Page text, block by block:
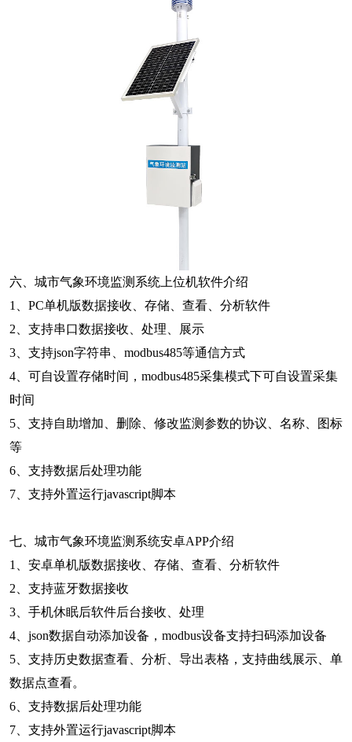
六、城市气象环境监测系统上位机软件介绍
1、PC单机版数据接收、存储、查看、分析软件
2、支持串口数据接收、处理、展示
3、支持json字符串、modbus485等通信方式
4、可自设置存储时间，modbus485采集模式下可自设置采集
时间
5、支持自助增加、删除、修改监测参数的协议、名称、图标
等
6、支持数据后处理功能
7、支持外置运行javascript脚本
七、城市气象环境监测系统安卓APP介绍
1、安卓单机版数据接收、存储、查看、分析软件
2、支持蓝牙数据接收
3、手机休眠后软件后台接收、处理
4、json数据自动添加设备，modbus设备支持扫码添加设备
5、支持历史数据查看、分析、导出表格，支持曲线展示、单
数据点查看。
6、支持数据后处理功能
7、支持外置运行javascript脚本